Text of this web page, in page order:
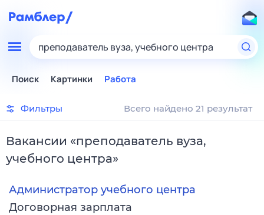
преподаватель вуза, учебного центра
Поиск Картинки Работа
Фильтры Всего найдено 21 результат
Вакансии «преподаватель вуза,
учебного центра»
Администратор учебного центра
Договорная зарплата